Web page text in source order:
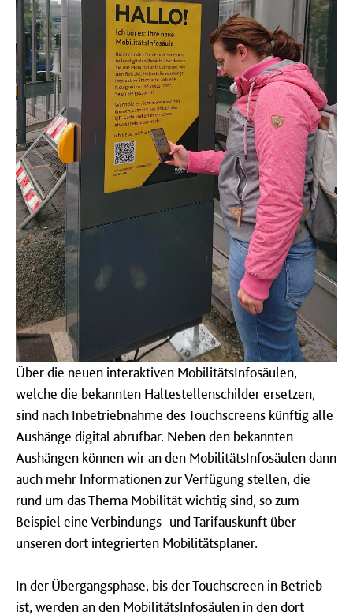
Über die neuen interaktiven MobilitätsInfosäulen,
welche die bekannten Haltestellenschilder ersetzen,
sind nach Inbetriebnahme des Touchscreens künftig alle
Aushänge digital abrufbar. Neben den bekannten
Aushängen können wir an den MobilitätsInfosäulen dann
auch mehr Informationen zur Verfügung stellen, die
rund um das Thema Mobilität wichtig sind, so zum
Beispiel eine Verbindungs- und Tarifauskunft über
unseren dort integrierten Mobilitätsplaner.
In der Übergangsphase, bis der Touchscreen in Betrieb
ist, werden an den MobilitätsInfosäulen in den dort